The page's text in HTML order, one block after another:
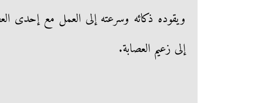
ويقوده ذكائه وسرعته إلى العمل مع إحدى
إلى زعيم العصابة.